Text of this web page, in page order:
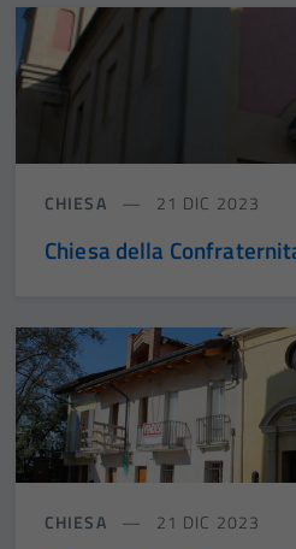
CHIESA 21 DIC 2023
Chiesa della
CHIESA 21 DIC 2023